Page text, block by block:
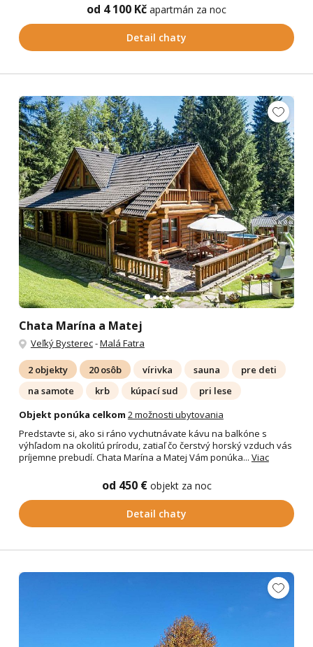
od 4 100 Kč apartmán za noc
Detail chaty
Chata Marína a Matej
Veľký Bysterec-Malá Fatra
2 objekty 20 osôb vírivka sauna
pre deti
na samote
krb kúpací sud
pri lese
Objekt ponúka celkom 2 možnosti ubytovania
Predstavte si, ako si ráno vychutnávate kávu na balkóne s
výhľadom na okolitú prírodu, zatiaľ čo čerstvý horský vzduch vás
príjemne prebudí. Chata Marína a Matej Vám ponúka... Viac
od 450 € objekt za noc
Detail chaty